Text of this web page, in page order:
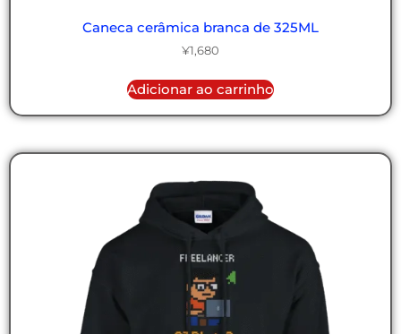
Caneca cerâmica branca de 325ML
¥1,680
Adicionar ao carrinho